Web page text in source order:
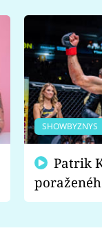
SHOWBYZNYS
fanoušci